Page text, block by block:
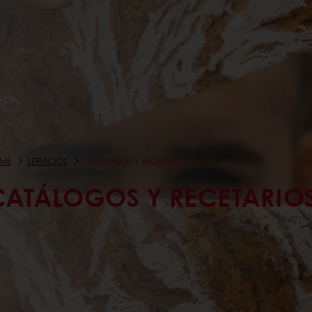
SERVICIOS CATÁLOGOS Y RECETARIOS
Y